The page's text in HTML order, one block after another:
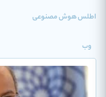
اطلس هوش مصنوعی
وب